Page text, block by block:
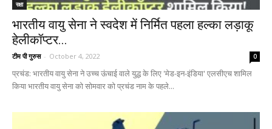
रक्षा
भारतीय वायु सेना ने स्वदेश में निर्मित पहला हल्का लड़ाकू
हेलीकॉप्टर...
टीम पी गुरुस - October 4, 2022 0
प्रचंड: भारतीय वायु सेना ने उच्च ऊंचाई वाले युद्ध के लिए 'मेड-इन-इंडिया' एलसीएच शामिल
किया भारतीय वायु सेना को सोमवार को प्रचंड नाम के पहले...